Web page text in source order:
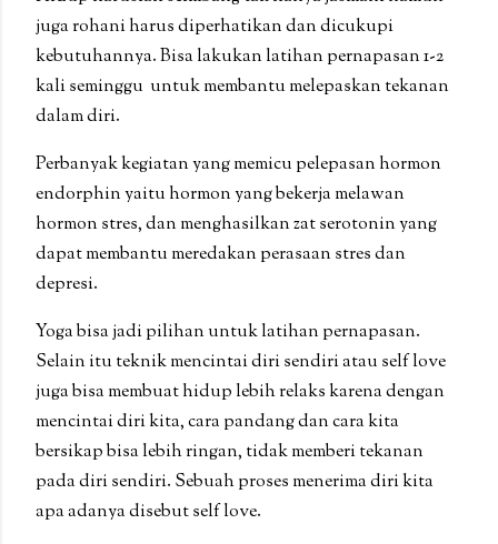
juga rohani harus diperhatikan dan dicukupi
kebutuhannya. Bisa lakukan latihan pernapasan 1-2
kali seminggu untuk membantu melepaskan tekanan
dalam diri.
Perbanyak kegiatan yang memicu pelepasan hormon
endorphin yaitu hormon yang bekerja melawan
hormon stres, dan menghasilkan zat serotonin yang
dapat membantu meredakan perasaan stres dan
depresi.
Yoga bisa jadi pilihan untuk latihan pernapasan.
Selain itu teknik mencintai diri sendiri atau self love
juga bisa membuat hidup lebih relaks karena dengan
mencintai diri kita, cara pandang dan cara kita
bersikap bisa lebih ringan, tidak memberi tekanan
pada diri sendiri. Sebuah proses menerima diri kita
apa adanya disebut self love.